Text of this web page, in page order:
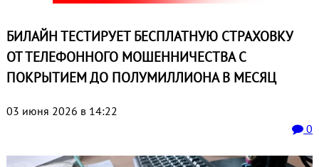
БИЛАЙН ТЕСТИРУЕТ БЕСПЛАТНУЮ СТРАХОВКУ
ОТ ТЕЛЕФОННОГО МОШЕННИЧЕСТВА С
ПОКРЫТИЕМ ДО ПОЛУМИЛЛИОНА В МЕСЯЦ
03 июня 2026 в 14:22
0